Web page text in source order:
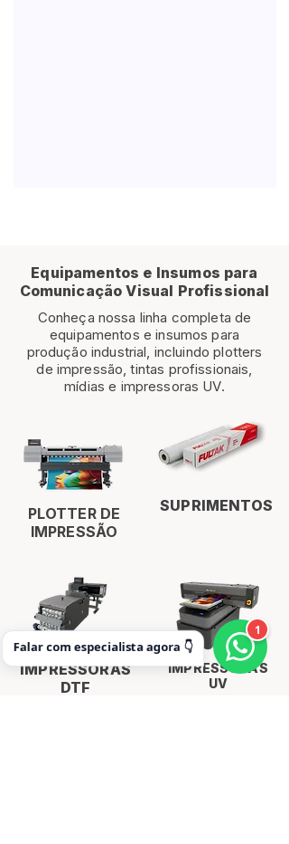
Equipamentos e Insumos para
Comunicação Visual Profissional
Conheça nossa linha completa de
equipamentos e insumos para
produção industrial, incluindo plotters
de impressão, tintas profissionais,
mídias e impressoras UV.
PLOTTER DE
IMPRESSÃO
SUPRIMENTOS
IMPRESSORAS
DTF
IMPRESSORAS
UV
Falar com especialista agora 👇
1